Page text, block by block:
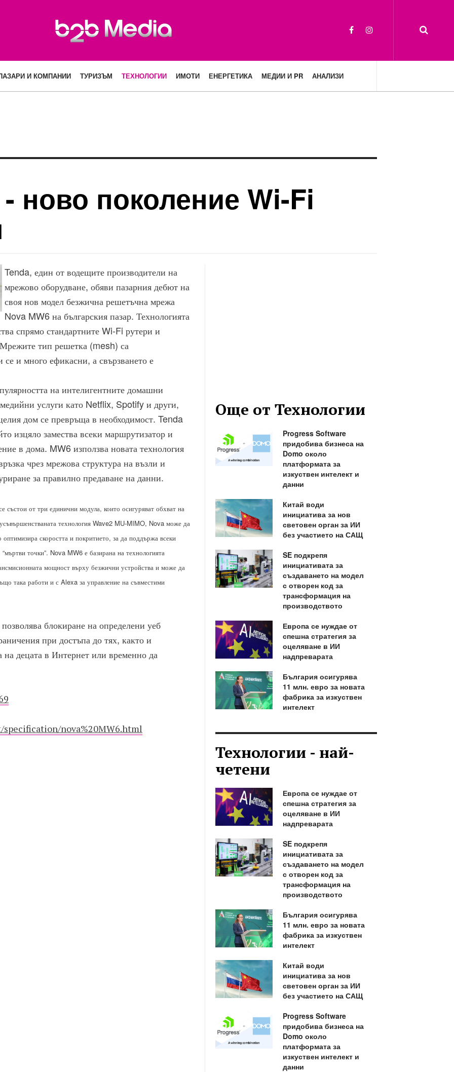
И КОМПАНИИ ТУРИЗЪМ ТЕХНОЛОГИИ ИМОТИ ЕНЕРГЕТИКА МЕДИИ И PR АНАЛИЗИ
- ново поколение Wi-Fi
Tenda, един от водещите производители на
мрежово оборудване, обяви пазарния дебют на
своя нов модел безжична решетъчна мрежа
Nova MW6 на българския пазар. Технологията
спрямо стандартните Wi-Fi рутери и
тип решетка (mesh) са
и много ефикасни, а свързването е
на интелигентните домашни
услуги като Netflix, Spotify и други,
дом се превръща в необходимост. Tenda
изцяло замества всеки маршрутизатор и
в дома. MW6 използва новата технология
чрез мрежова структура на възли и
за правилно предаване на данни.
състои от три единични модула, които осигуряват обхват на
технология Wave2 MU-MIMO, Nova може да
скоростта и покритието, за да поддържа всеки
точки”. Nova MW6 е базирана на технологията
мощност върху безжични устройства и може да
така работи и с Alexa за управление на съвместими
блокиране на определени уеб
при достъпа до тях, както и
децата в Интернет или временно да
nova%20MW6.html
Още от Технологии
Progress Software
придобива бизнеса на
Domo около
платформата за
изкуствен интелект и
данни
Китай води
инициатива за нов
световен орган за ИИ
без участието на САЩ
SE подкрепя
инициативата за
създаването на модел
с отворен код за
трансформация на
производството
Европа се нуждае от
спешна стратегия за
оцеляване в ИИ
надпреварата
България осигурява
11 млн. евро за новата
фабрика за изкуствен
интелект
Технологии - най-
четени
Европа се нуждае от
спешна стратегия за
оцеляване в ИИ
надпреварата
SE подкрепя
инициативата за
създаването на модел
с отворен код за
трансформация на
производството
България осигурява
11 млн. евро за новата
фабрика за изкуствен
интелект
Китай води
инициатива за нов
световен орган за ИИ
без участието на САЩ
Progress Software
придобива бизнеса на
Domo около
платформата за
изкуствен интелект и
данни